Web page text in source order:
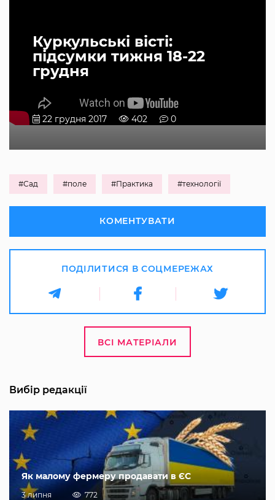
Куркульські вісті:
підсумки тижня 18-22
грудня
22 грудня 2017 402 0
#Сад #поле #Практика #технології
КОМЕНТУВАТИ
ПОДІЛИТИСЯ В СОЦМЕРЕЖАХ
ВСІ МАТЕРІАЛИ
Вибір редакції
Як малому фермеру продавати в ЄС
3 липня 772